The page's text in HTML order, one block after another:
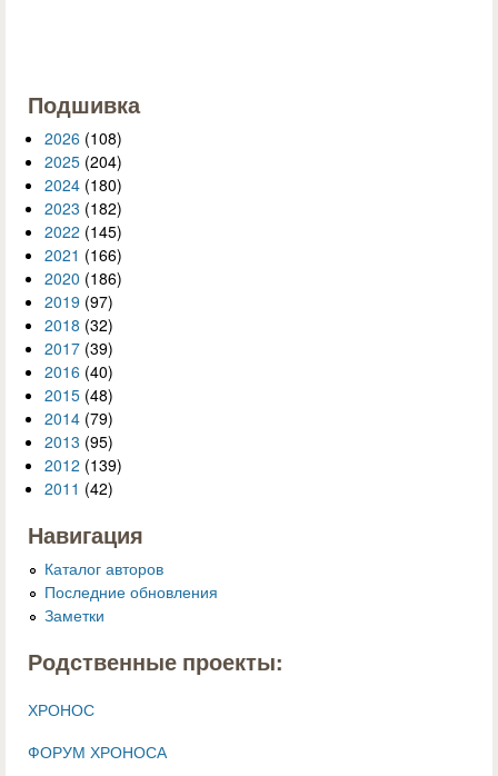
Подшивка
2026 (108)
2025 (204)
2024 (180)
2023 (182)
2022 (145)
2021 (166)
2020 (186)
2019 (97)
2018 (32)
2017 (39)
2016 (40)
2015 (48)
2014 (79)
2013 (95)
2012 (139)
2011 (42)
Навигация
Каталог авторов
Последние обновления
Заметки
Родственные проекты:
ХРОНОС
ФОРУМ ХРОНОСА